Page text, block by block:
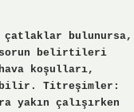
bulunursa,
sorun belirtileri
koşulları,
Titreşimler:
yakın çalışırken